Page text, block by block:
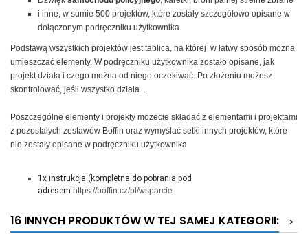
i inne, w sumie 500 projektów, które zostały szczegółowo opisane w
dołączonym podręczniku użytkownika.
Podstawą wszystkich projektów jest tablica, na której w łatwy sposób można
umieszczać elementy. W podręczniku użytkownika zostało opisane, jak
projekt działa i czego można od niego oczekiwać. Po złożeniu możesz
skontrolować, jeśli wszystko działa. .
Poszczególne elementy i projekty możecie składać z elementami i projektami
z pozostałych zestawów Boffin oraz wymyślać setki innych projektów, które
nie zostały opisane w podręczniku użytkownika
1x instrukcja (kompletna do pobrania pod
adresem https://boffin.cz/pl/wsparcie
16 INNYCH PRODUKTÓW W TEJ SAMEJ KATEGORII:
>